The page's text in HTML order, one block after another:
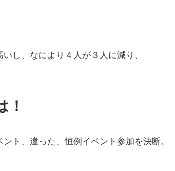
し、なにより４人が３人に減り、
！
ト、違った、恒例イベント参加を決断。